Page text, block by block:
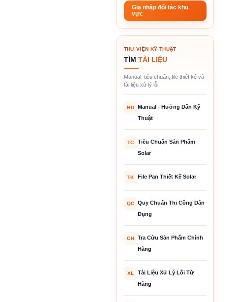
Gia nhập đối tác khu
vực
THƯ VIỆN KỸ THUẬT
TÌM TÀI LIỆU
Manual, tiêu chuẩn, file thiết kế và
tài liệu xử lý lỗi
HD
Manual - Hướng Dẫn Kỹ
Thuật
TC
Tiêu Chuẩn Sản Phẩm
Solar
TK File Pan Thiết Kế Solar
QC
Quy Chuẩn Thi Công Dân
Dụng
CH
Tra Cứu Sản Phẩm Chính
Hãng
XL
Tài Liệu Xử Lý Lỗi Từ
Hãng